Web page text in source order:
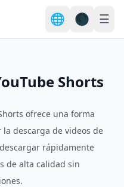
🌐 🌑 ☰
Shorts
ofrece una forma
descarga de videos de
rápidamente
de alta calidad sin